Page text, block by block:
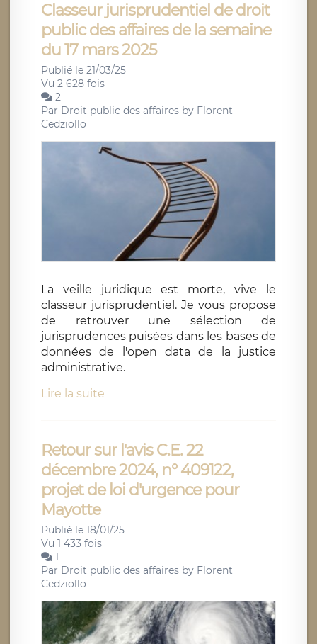
Classeur jurisprudentiel de droit
public des affaires de la semaine
du 17 mars 2025
Publié le 21/03/25
Vu 2 628 fois
2
Par Droit public des affaires by Florent
Cedziollo
La veille juridique est morte, vive le
classeur jurisprudentiel. Je vous propose
de retrouver une sélection de
jurisprudences puisées dans les bases de
données de l'open data de la justice
administrative.
Lire la suite
Retour sur l'avis C.E. 22
décembre 2024, n° 409122,
projet de loi d'urgence pour
Mayotte
Publié le 18/01/25
Vu 1 433 fois
1
Par Droit public des affaires by Florent
Cedziollo